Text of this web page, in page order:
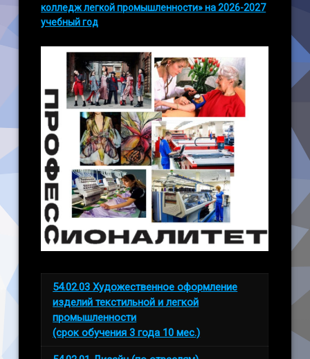
колледж легкой промышленности» на 2026-2027
учебный год
54.02.03 Художественное оформление
изделий текстильной и легкой
промышленности
(срок обучения 3 года 10 мес.)